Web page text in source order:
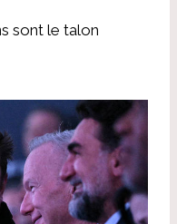
sont le talon